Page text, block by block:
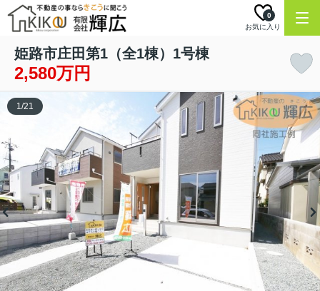
お気に入り
0
姫路市庄田第1（全1棟）1号棟
2,580万円
1/21